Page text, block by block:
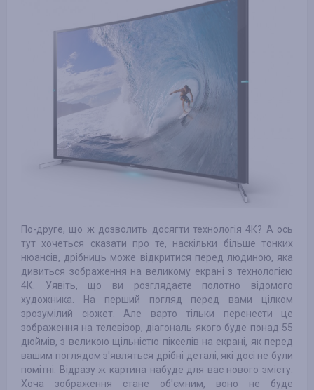
По-друге, що ж дозволить досягти технологія 4К? А ось
тут хочеться сказати про те, наскільки більше тонких
нюансів, дрібниць може відкритися перед людиною, яка
дивиться зображення на великому екрані з технологією
4К. Уявіть, що ви розглядаєте полотно відомого
художника. На перший погляд перед вами цілком
зрозумілий сюжет. Але варто тільки перенести це
зображення на телевізор, діагональ якого буде понад 55
дюймів, з великою щільністю пікселів на екрані, як перед
вашим поглядом з'являться дрібні деталі, які досі не були
помітні. Відразу ж картина набуде для вас нового змісту.
Хоча зображення стане об'ємним, воно не буде